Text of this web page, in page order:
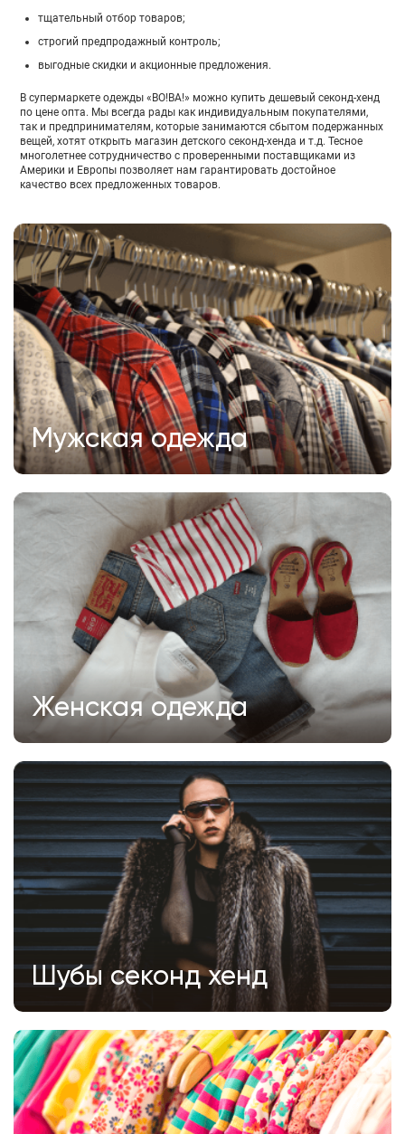
тщательный отбор товаров;
строгий предпродажный контроль;
выгодные скидки и акционные предложения.
В супермаркете одежды «ВО!ВА!» можно купить дешевый секонд-хенд
по цене опта. Мы всегда рады как индивидуальным покупателями,
так и предпринимателям, которые занимаются сбытом подержанных
вещей, хотят открыть магазин детского секонд-хенда и т.д. Тесное
многолетнее сотрудничество с проверенными поставщиками из
Америки и Европы позволяет нам гарантировать достойное
качество всех предложенных товаров.
Мужская одежда
Женская одежда
Шубы секонд хенд